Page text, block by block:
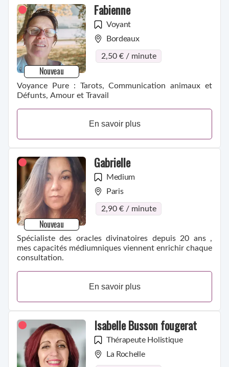
Nouveau
Fabienne
Voyant
Bordeaux
2,50 € / minute
Voyance Pure : Tarots, Communication animaux et
Défunts, Amour et Travail
En savoir plus
Nouveau
Gabrielle
Medium
Paris
2,90 € / minute
Spécialiste des oracles divinatoires depuis 20 ans ,
mes capacités médiumniques viennent enrichir chaque
consultation.
En savoir plus
Isabelle Busson fougerat
Thérapeute Holistique
La Rochelle